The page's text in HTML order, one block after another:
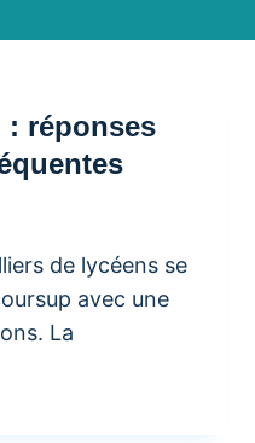
: réponses
de lycéens se
avec une
La